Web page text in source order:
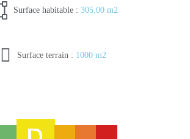
Surface habitable : 305.00 m2
Surface terrain : 1000 m2